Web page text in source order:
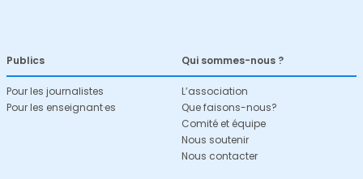
Publics
Pour les journalistes
Pour les enseignant·es
Qui sommes-nous ?
L’association
Que faisons-nous?
Comité et équipe
Nous soutenir
Nous contacter